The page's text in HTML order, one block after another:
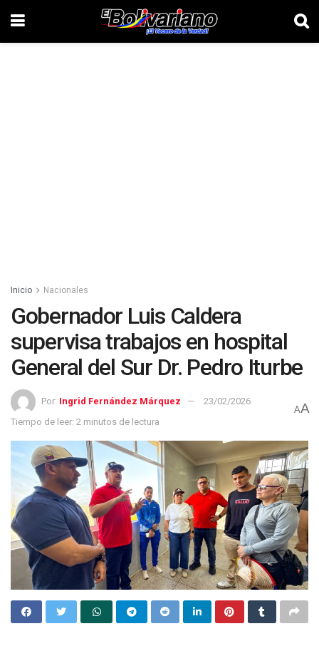
Inicio Nacionales
Gobernador Luis Caldera
supervisa trabajos en hospital
General del Sur Dr. Pedro Iturbe
Por: Ingrid Fernández Márquez
23/02/2026
Tiempo de leer: 2 minutos de lectura
AA